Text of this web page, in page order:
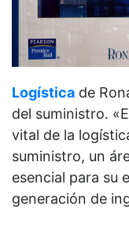
Logística de
del suministro.
vital de la
suministro, un
esencial para su
generación de